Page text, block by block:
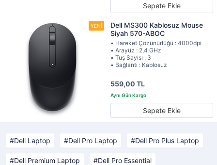
Sepete Ekle
Dell MS300 Kablosuz Mouse
Siyah 570-ABOC
• Hareket Çözünürlüğü : 4000dpi
• Arayüz : 2,4 GHz
• Tuş Sayısı : 3
• Bağlantı : Kablosuz
559,00 TL
Sepete Ekle
Dell Laptop Dell Pro Laptop Dell Pro Plus Laptop
Dell Premium Laptop Dell Pro Essential